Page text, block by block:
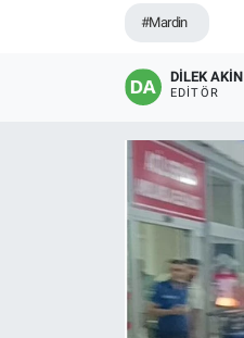
#Mardin
DİLEK AKİN
EDITÖR
KÜLTÜR SANAT
ÖZEL HABER
POLİTİKA
Son Dakika Haberleri
Haber Arşivi